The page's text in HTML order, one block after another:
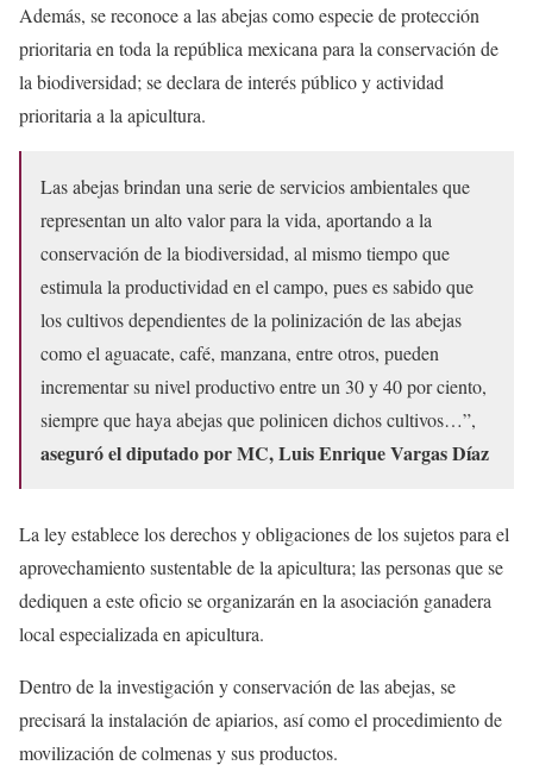
Además, se reconoce a las abejas como especie de protección
prioritaria en toda la república mexicana para la conservación de
la biodiversidad; se declara de interés público y actividad
prioritaria a la apicultura.
Las abejas brindan una serie de servicios ambientales que
representan un alto valor para la vida, aportando a la
conservación de la biodiversidad, al mismo tiempo que
estimula la productividad en el campo, pues es sabido que
los cultivos dependientes de la polinización de las abejas
como el aguacate, café, manzana, entre otros, pueden
incrementar su nivel productivo entre un 30 y 40 por ciento,
siempre que haya abejas que polinicen dichos cultivos…”,
aseguró el diputado por MC, Luis Enrique Vargas Díaz
La ley establece los derechos y obligaciones de los sujetos para el
aprovechamiento sustentable de la apicultura; las personas que se
dediquen a este oficio se organizarán en la asociación ganadera
local especializada en apicultura.
Dentro de la investigación y conservación de las abejas, se
precisará la instalación de apiarios, así como el procedimiento de
movilización de colmenas y sus productos.